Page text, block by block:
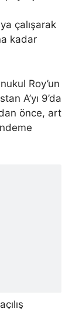
çalışarak
kadar
Roy’un
A’yı 9’da
önce, art